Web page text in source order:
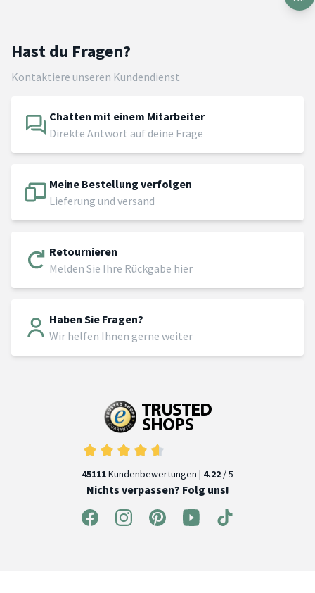
Hast du Fragen?
Kontaktiere unseren Kundendienst
Chatten mit einem Mitarbeiter
Direkte Antwort auf deine Frage
Meine Bestellung verfolgen
Lieferung und versand
Retournieren
Melden Sie Ihre Rückgabe hier
Haben Sie Fragen?
Wir helfen Ihnen gerne weiter
45111Kundenbewertungen | 4.22 / 5
Nichts verpassen? Folg uns!